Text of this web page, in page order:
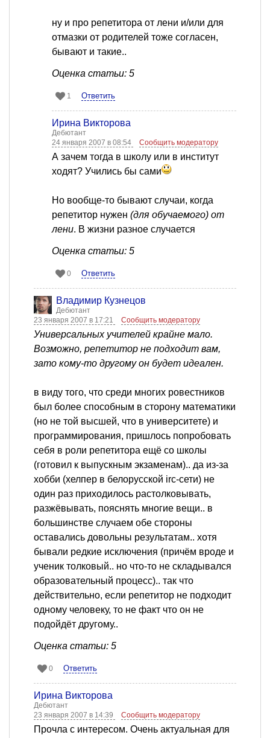
ну и про репетитора от лени и/или для
отмазки от родителей тоже согласен,
бывают и такие..
Оценка статьи: 5
1 Ответить
Ирина Викторова
Дебютант
24 января 2007 в 08:54
Сообщить модератору
А зачем тогда в школу или в институт
ходят? Учились бы сами
Но вообще-то бывают случаи, когда
репетитор нужен (для обучаемого) от
лени. В жизни разное случается
Оценка статьи: 5
0 Ответить
Владимир Кузнецов
Дебютант
23 января 2007 в 17:21
Сообщить модератору
Универсальных учителей крайне мало.
Возможно, репетитор не подходит вам,
зато кому-то другому он будет идеален.
в виду того, что среди многих ровестников
был более способным в сторону математики
(но не той высшей, что в университете) и
программирования, пришлось попробовать
себя в роли репетитора ещё со школы
(готовил к выпускным экзаменам).. да из-за
хобби (хелпер в белорусской irc-сети) не
один раз приходилось растолковывать,
разжёвывать, пояснять многие вещи.. в
большинстве случаем обе стороны
оставались довольны результатам.. хотя
бывали редкие исключения (причём вроде и
ученик толковый.. но что-то не складывался
образовательный процесс).. так что
действительно, если репетитор не подходит
одному человеку, то не факт что он не
подойдёт другому..
Оценка статьи: 5
0 Ответить
Ирина Викторова
Дебютант
23 января 2007 в 14:39
Сообщить модератору
Прочла с интересом. Очень актуальная для